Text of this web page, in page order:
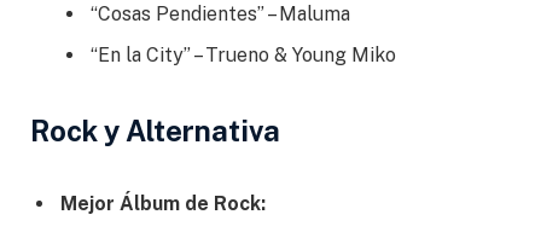
“Cosas Pendientes” – Maluma
“En la City” – Trueno & Young Miko
Rock y Alternativa
Mejor Álbum de Rock: